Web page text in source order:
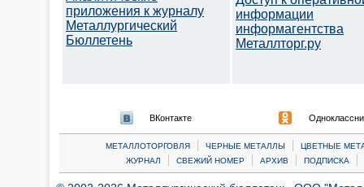
приложения к журналу
Металлургический
Бюллетень
информации
информагентства
Металлторг.ру
ВКонтакте
МЕТАЛЛОТОРГОВЛЯ | ЧЕРНЫЕ МЕТАЛЛЫ |
ЦВЕТНЫЕ
ЖУРНАЛ
| СВЕЖИЙ НОМЕР | АРХИВ | ПОДПИСКА |